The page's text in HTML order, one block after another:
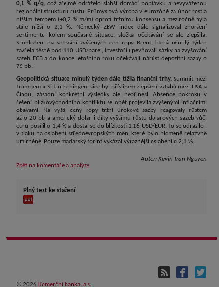
0,1 % q/q, což zřejmě odráželo slabší domácí poptávku a nevyváženou
regionální strukturu růstu. Průmyslová výroba v eurozóně za únor rostla
nižším tempem (+0,2 % m/m) oproti tržnímu konsensu a meziročně byla
stále nižší o 2,1 %. Německý ZEW index dále signalizoval zhoršení
sentimentu kolem současné situace, složka očekávání se ale zlepšila.
S ohledem na setrvání zvýšených cen ropy Brent, která minulý týden
zavřela těsně pod 110 USD/barel, investoři upevňovali sázky na zvyšování
sazeb ECB a do konce letošního roku očekávají nárůst depozitní sazby o
75 bb.
Geopolitická situace minulý týden dále tížila finanční trhy. Summit mezi
Trumpem a Si Ťin-pchingem sice byl příslibem zlepšení vztahů mezi USA a
Čínou, zásadní konkrétní výsledky ale nepřinesl. Absence pokroku v
řešení blízkovýchodního konfliktu se opět projevila zvýšenými inflačními
obavami. Na vyšší ceny ropy tržní úrokové sazby reagovaly růstem
až o 20 bb a americký dolar i díky vyššímu růstu dolarových sazeb vůči
euru posílil o 1,4 % a dostal se do blízkosti 1,16 USD/EUR. To se odrazilo i
v tlaku na oslabení středoevropských měn, které bylo nicméně relativně
umírněné. Pouze maďarský forint vykázal výraznější oslabení o 2,1 %.
Autor: Kevin Tran Nguyen
Zpět na komentáře a analýzy
Plný text ke stažení
© 2026 Komerční banka, a.s.